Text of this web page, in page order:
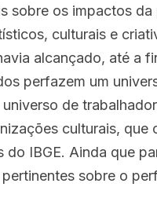
sobre os impactos da
culturais e
alcançado, até a
perfazem um
de
culturais, que
IBGE. Ainda que
sobre o